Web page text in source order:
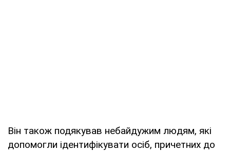
Він також подякував небайдужим людям, які
допомогли ідентифікувати осіб, причетних до